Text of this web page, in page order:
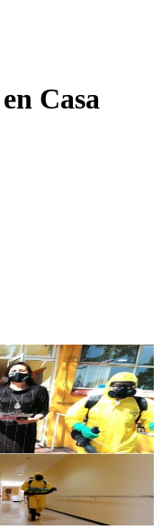
Casa